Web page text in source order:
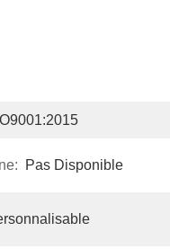
Pas Disponible